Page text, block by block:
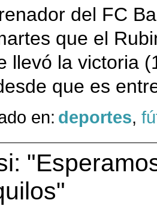
del FC
que el
llevó la victoria
que es
en: deportes,